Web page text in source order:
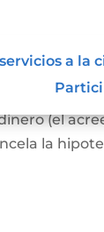
a la
debe
(el
la